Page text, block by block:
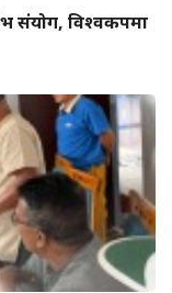
संयोग, विश्वकपमा